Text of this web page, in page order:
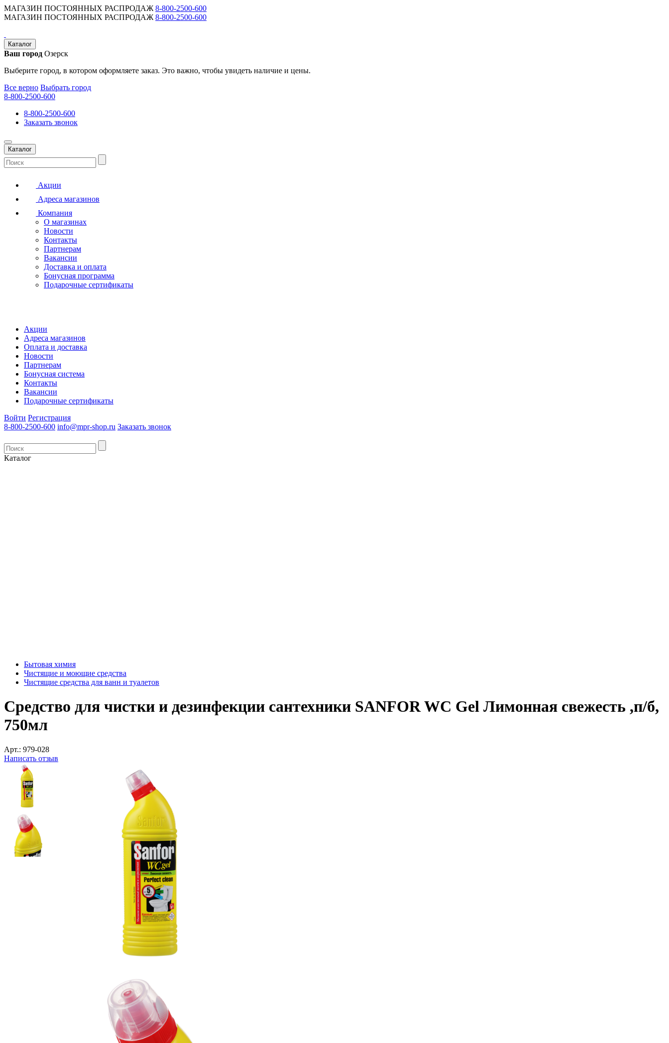
МАГАЗИН ПОСТОЯННЫХ РАСПРОДАЖ 8-800-2500-600
МАГАЗИН ПОСТОЯННЫХ РАСПРОДАЖ 8-800-2500-600
Каталог
Ваш город Озерск
Выберите город, в котором оформляете заказ. Это важно, чтобы увидеть наличие и цены.
Все верно Выбрать город
8-800-2500-600
8-800-2500-600
Заказать звонок
Каталог
Акции
Адреса магазинов
Компания
О магазинах
Новости
Контакты
Партнерам
Вакансии
Доставка и оплата
Бонусная программа
Подарочные сертификаты
Акции
Адреса магазинов
Оплата и доставка
Новости
Партнерам
Бонусная система
Контакты
Вакансии
Подарочные сертификаты
Войти Регистрация
8-800-2500-600 info@mpr-shop.ru Заказать звонок
Каталог
Бытовая химия
Чистящие и моющие средства
Чистящие средства для ванн и туалетов
Средство для чистки и дезинфекции сантехники SANFOR WC Gel Лимонная свежесть ,п/б,
750мл
Арт.: 979-028
Написать отзыв